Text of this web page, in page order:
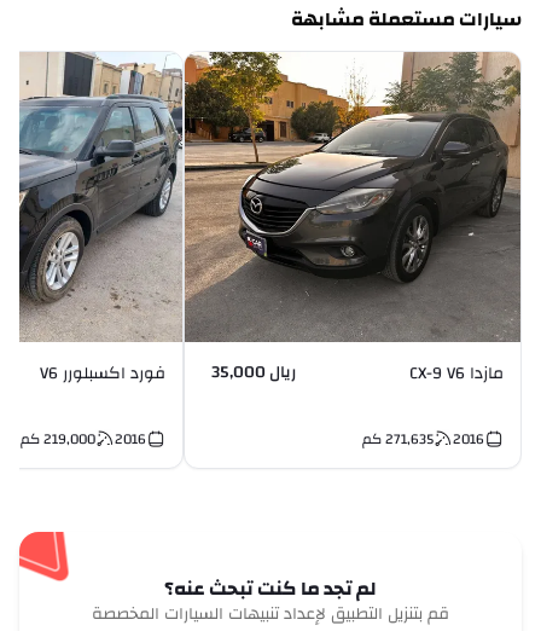
سيارات مستعملة مشابهة
مازدا CX-9 V6 ريال 35,000
2016
271,635 كم
فورد اكسبلورر V6
2016
219,000 كم
لم تجد ما كنت تبحث عنه؟
قم بتنزيل التطبيق لإعداد تنبيهات السيارات المخصصة